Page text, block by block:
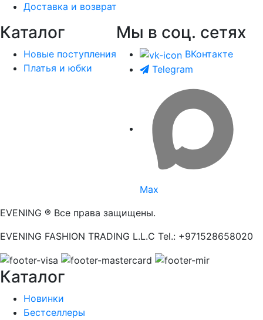
Доставка и возврат
Каталог
Новые поступления
Платья и юбки
Мы в соц. сетях
ВКонтакте
Telegram
Max
EVENING ® Все права защищены.
EVENING FASHION TRADING L.L.C Tel.: +971528658020
Каталог
Новинки
Бестселлеры